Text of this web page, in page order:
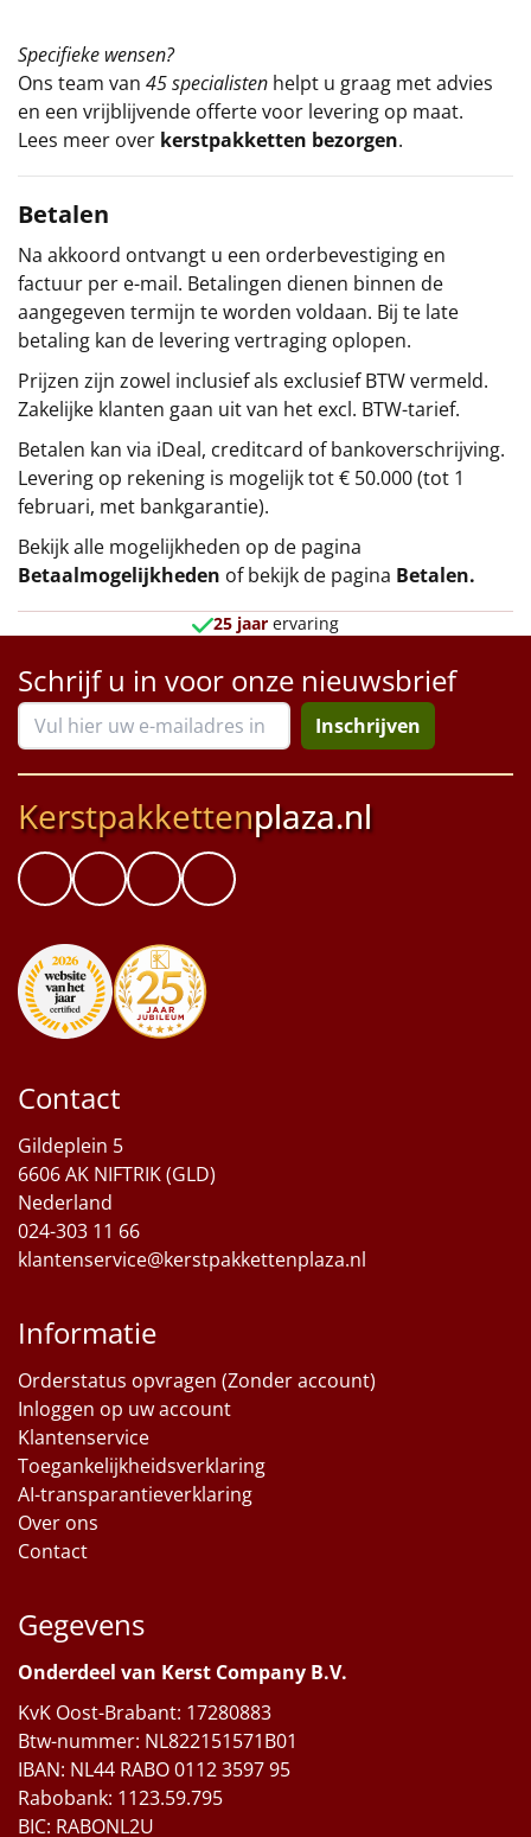
Specifieke wensen?
Ons team van 45 specialisten helpt u graag met advies
en een vrijblijvende offerte voor levering op maat.
Lees meer over kerstpakketten bezorgen.
Betalen
Na akkoord ontvangt u een orderbevestiging en
factuur per e-mail. Betalingen dienen binnen de
aangegeven termijn te worden voldaan. Bij te late
betaling kan de levering vertraging oplopen.
Prijzen zijn zowel inclusief als exclusief BTW vermeld.
Zakelijke klanten gaan uit van het excl. BTW-tarief.
Betalen kan via iDeal, creditcard of bankoverschrijving.
Levering op rekening is mogelijk tot € 50.000 (tot 1
februari, met bankgarantie).
Bekijk alle mogelijkheden op de pagina
Betaalmogelijkheden of bekijk de pagina Betalen.
25 jaar ervaring
Schrijf u in voor onze nieuwsbrief
Inschrijven
Kerstpakkettenplaza.nl
Contact
Gildeplein 5
6606 AK NIFTRIK (GLD)
Nederland
024-303 11 66
klantenservice@kerstpakkettenplaza.nl
Informatie
Orderstatus opvragen (Zonder account)
Inloggen op uw account
Klantenservice
Toegankelijkheidsverklaring
AI-transparantieverklaring
Over ons
Contact
Gegevens
Onderdeel van Kerst Company B.V.
KvK Oost-Brabant: 17280883
Btw-nummer: NL822151571B01
IBAN: NL44 RABO 0112 3597 95
Rabobank: 1123.59.795
BIC: RABONL2U